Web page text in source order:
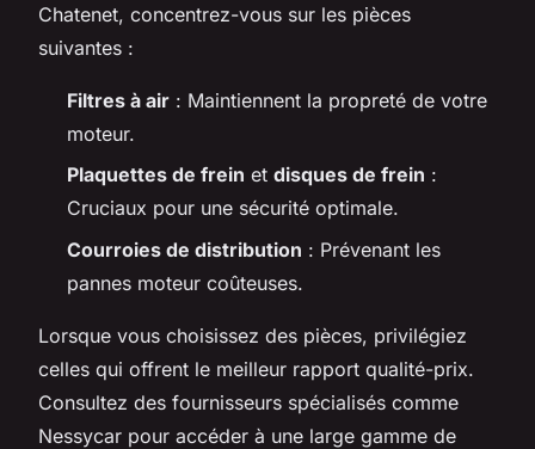
Chatenet, concentrez-vous sur les pièces
suivantes :
Filtres à air : Maintiennent la propreté de votre
moteur.
Plaquettes de frein et disques de frein :
Cruciaux pour une sécurité optimale.
Courroies de distribution : Prévenant les
pannes moteur coûteuses.
Lorsque vous choisissez des pièces, privilégiez
celles qui offrent le meilleur rapport qualité-prix.
Consultez des fournisseurs spécialisés comme
Nessycar pour accéder à une large gamme de